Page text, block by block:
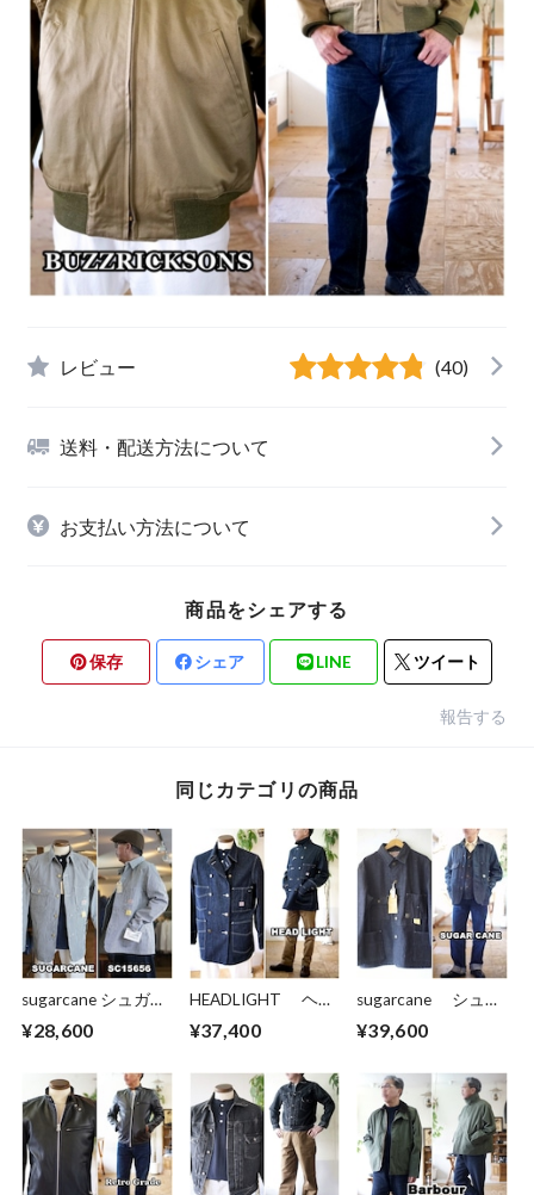
レビュー (40)
送料・配送方法について
お支払い方法について
商品をシェアする
保存 シェア LINE ツイート
報告する
同じカテゴリの商品
sugarcane シュガー
ケーン 15656 スト
ライプ カバーオー
STRIPE WORK
COAT １１オン
ス ヒッコリースト
ライプ ワークコー
ト
¥28,600
HEADLIGHT ヘッ
ドライト ダブルブ
レスト デニム カ
ジャケット
HD15844
¥37,400
sugarcane シュガ
ーケーン ネップデ
ニム ワークコー
ト 15445 東洋エ
ンタープライズ
TOYO
¥39,600